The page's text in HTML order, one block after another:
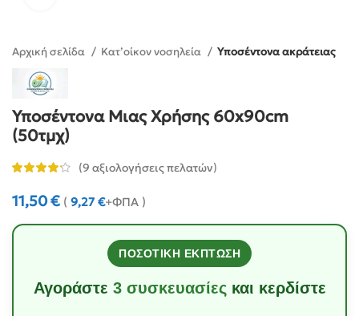
Αρχική σελίδα Κατ’οίκον νοσηλεία Υποσέντονα ακράτειας
Υποσέντονα Μιας Χρήσης 60x90cm
(50τμχ)
(9 αξιολογήσεις πελατών)
11,50€ ( 9,27 €+ΦΠΑ )
ΠΟΣΟΤΙΚΗ ΕΚΠΤΩΣΗ
Αγοράστε 3 συσκευασίεςκαι κερδίστε